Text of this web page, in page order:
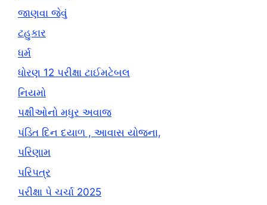
જાણવા જેવું
ટહુકાર
ધર્મ
ધોરણ 12 પરીક્ષા ટાઈમટેબલ
નિયમો
પક્ષીઓનો મધુર અવાજ
પંડિત દિન દયાળ , આવાસ યોજના,
પરિણામ
પરિપત્ર
પરીક્ષા પે ચર્ચા 2025